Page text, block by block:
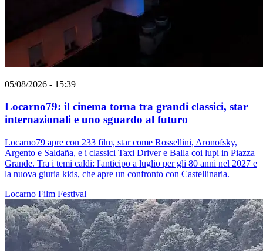
05/08/2026 - 15:39
Locarno79: il cinema torna tra grandi classici, star
internazionali e uno sguardo al futuro
Locarno79 apre con 233 film, star come Rossellini, Aronofsky,
Argento e Saldaña, e i classici Taxi Driver e Balla coi lupi in Piazza
Grande. Tra i temi caldi: l'anticipo a luglio per gli 80 anni nel 2027 e
la nuova giuria kids, che apre un confronto con Castellinaria.
Locarno Film Festival